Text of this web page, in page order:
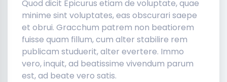
Quod dicit Epicurus etiam de voluptate, quae
minime sint voluptates, eas obscurari saepe
et obrui. Gracchum patrem non beatiorem
fuisse quam fillum, cum alter stabilire rem
publicam studuerit, alter evertere. Immo
vero, inquit, ad beatissime vivendum parum
est, ad beate vero satis.